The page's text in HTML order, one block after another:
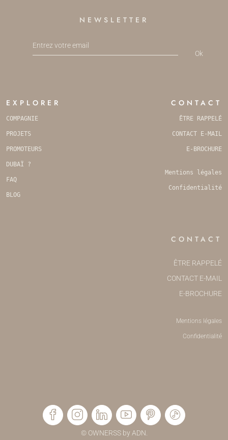
NEWSLETTER
Ok
EXPLORER
COMPAGNIE
PROJETS
PROMOTEURS
DUBAÏ ?
FAQ
BLOG
CONTACT
ÊTRE RAPPELÉ
CONTACT E-MAIL
E-BROCHURE
Mentions légales
Confidentialité
CONTACT
ÊTRE RAPPELÉ
CONTACT E-MAIL
E-BROCHURE
Mentions légales
Confidentialité
© OWNERSS by ADN.